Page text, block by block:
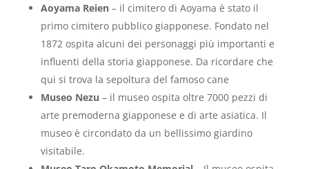
Aoyama Reien– il cimitero di Aoyama è stato il
primo cimitero pubblico giapponese. Fondato nel
1872 ospita alcuni dei personaggi più importanti e
influenti della storia giapponese. Da ricordare che
qui si trova la sepoltura del famoso cane
Museo Nezu – il museo ospita oltre 7000 pezzi di
arte premoderna giapponese e di arte asiatica. Il
museo è circondato da un bellissimo giardino
visitabile.